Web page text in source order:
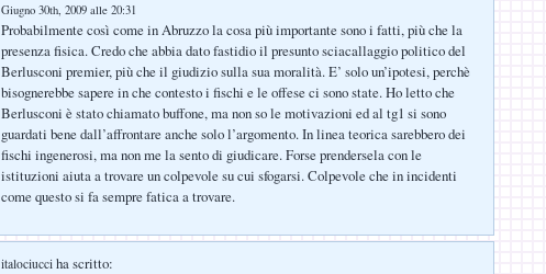
Giugno 30th, 2009 alle 20:31
Probabilmente così come in Abruzzo la cosa più importante sono i fatti, più che la
presenza fisica. Credo che abbia dato fastidio il presunto sciacallaggio politico del
Berlusconi premier, più che il giudizio sulla sua moralità. E’ solo un’ipotesi, perchè
bisognerebbe sapere in che contesto i fischi e le offese ci sono state. Ho letto che
Berlusconi è stato chiamato buffone, ma non so le motivazioni ed al tg1 si sono
guardati bene dall’affrontare anche solo l’argomento. In linea teorica sarebbero dei
fischi ingenerosi, ma non me la sento di giudicare. Forse prendersela con le
istituzioni aiuta a trovare un colpevole su cui sfogarsi. Colpevole che in incidenti
come questo si fa sempre fatica a trovare.
italociucci ha scritto: